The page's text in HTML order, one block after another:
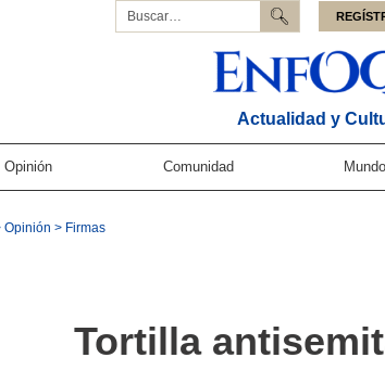
Actualidad y
Opinión Comunidad
Opinión > Firmas
Tortilla